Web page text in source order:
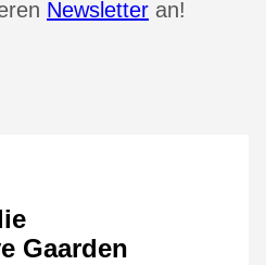
Newsletter an!
Gaarden